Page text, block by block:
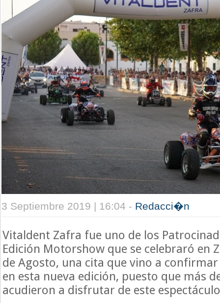
3 Septiembre 2019 | 16:04 - Redacci�n
Vitaldent Zafra fue uno de los
Edición Motorshow que se celebraró en
de Agosto, una cita que vino a
en esta nueva edición, puesto que más
acudieron a disfrutar de este